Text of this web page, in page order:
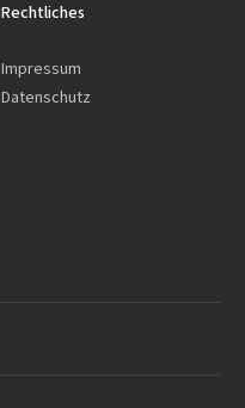
Rechtliches
Impressum
Datenschutz